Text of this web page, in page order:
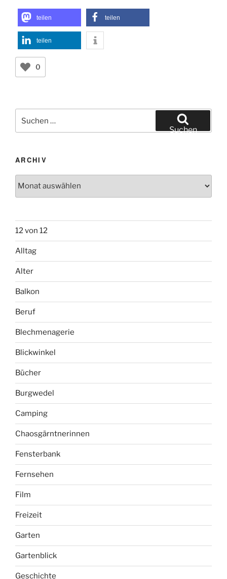
teilen teilen
teilen
0
nach:
Suchen
ARCHIV
Archiv
12 von 12
Alltag
Alter
Balkon
Beruf
Blechmenagerie
Blickwinkel
Bücher
Burgwedel
Camping
Chaosgärntnerinnen
Fensterbank
Fernsehen
Film
Freizeit
Garten
Gartenblick
Geschichte